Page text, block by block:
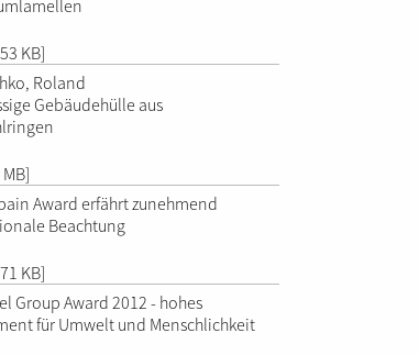
KB]
Roland
Gebäudehülle aus
Award erfährt zunehmend
Beachtung
KB]
Group Award 2012 - hohes
für Umwelt und Menschlichkeit